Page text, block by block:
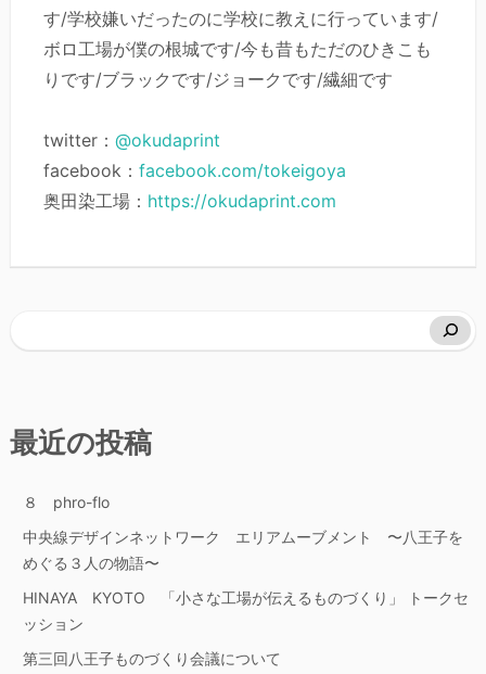
す/学校嫌いだったのに学校に教えに行っています/
ボロ工場が僕の根城です/今も昔もただのひきこも
りです/ブラックです/ジョークです/繊細です
twitter：@okudaprint
facebook：facebook.com/tokeigoya
奥田染工場： https://okudaprint.com
最近の投稿
８ phro-flo
中央線デザインネットワーク エリアムーブメント 〜八王子を
めぐる３人の物語〜
HINAYA KYOTO 「小さな工場が伝えるものづくり」 トークセ
ッション
第三回八王子ものづくり会議について